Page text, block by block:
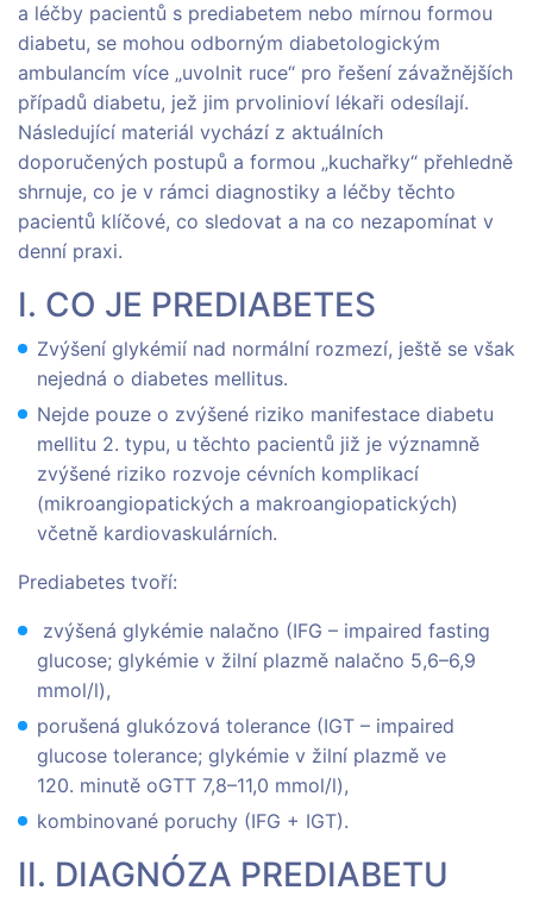
a léčby pacientů s prediabetem nebo mírnou formou
diabetu, se mohou odborným diabetologickým
ambulancím více „uvolnit ruce“ pro řešení závažnějších
případů diabetu, jež jim prvolinioví lékaři odesílají.
Následující materiál vychází z aktuálních
doporučených postupů a formou „kuchařky“ přehledně
shrnuje, co je v rámci diagnostiky a léčby těchto
pacientů klíčové, co sledovat a na co nezapomínat v
denní praxi.
I. CO JE PREDIABETES
Zvýšení glykémií nad normální rozmezí, ještě se však
nejedná o diabetes mellitus.
Nejde pouze o zvýšené riziko manifestace diabetu
mellitu 2. typu, u těchto pacientů již je významně
zvýšené riziko rozvoje cévních komplikací
(mikroangiopatických a makroangiopatických)
včetně kardiovaskulárních.
Prediabetes tvoří:
zvýšená glykémie nalačno (IFG – impaired fasting
glucose; glykémie v žilní plazmě nalačno 5,6–6,9
mmol/l),
porušená glukózová tolerance (IGT – impaired
glucose tolerance; glykémie v žilní plazmě ve
120. minutě oGTT 7,8–11,0 mmol/l),
kombinované poruchy (IFG + IGT).
II. DIAGNÓZA PREDIABETU